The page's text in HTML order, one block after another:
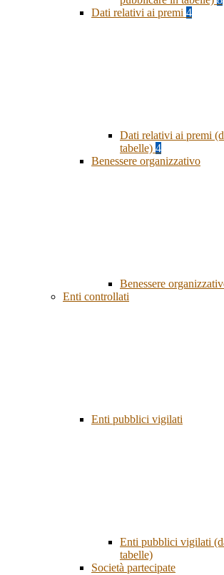
Dati relativi ai premi 4
Dati relativi ai premi
tabelle) 4
Benessere organizzativo
Benessere
Enti controllati
Enti pubblici vigilati
Enti pubblici vigilati
tabelle)
Società partecipate